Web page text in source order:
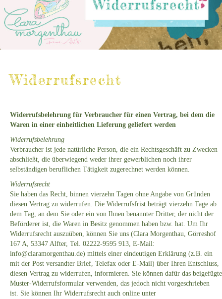
Widerrufsrecht
Widerrufsbelehrung für Verbraucher für einen Vertrag, bei dem die
Waren in einer einheitlichen Lieferung geliefert werden
Widerrufsbelehrung
Verbraucher ist jede natürliche Person, die ein Rechtsgeschäft zu Zwecken
abschließt, die überwiegend weder ihrer gewerblichen noch ihrer
selbständigen beruflichen Tätigkeit zugerechnet werden können.
Widerrufsrecht
Sie haben das Recht, binnen vierzehn Tagen ohne Angabe von Gründen
diesen Vertrag zu widerrufen. Die Widerrufsfrist beträgt vierzehn Tage ab
dem Tag, an dem Sie oder ein von Ihnen benannter Dritter, der nicht der
Beförderer ist, die Waren in Besitz genommen haben bzw. hat. Um Ihr
Widerrufsrecht auszuüben, können Sie uns (Clara Morgenthau, Görreshof
167 A, 53347 Alfter, Tel. 02222-9595 913, E-Mail:
info@claramorgenthau.de) mittels einer eindeutigen Erklärung (z.B. ein
mit der Post versandter Brief, Telefax oder E-Mail) über Ihren Entschluss,
diesen Vertrag zu widerrufen, informieren. Sie können dafür das beigefügte
Muster-Widerrufsformular verwenden, das jedoch nicht vorgeschrieben
ist. Sie können Ihr Widerrufsrecht auch online unter